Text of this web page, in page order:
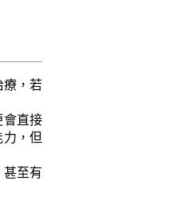
，若
直接
，但
至有